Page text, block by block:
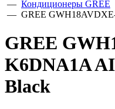
— Кондиционеры GREE
— GREE
GREE
K6DNA1A
Black